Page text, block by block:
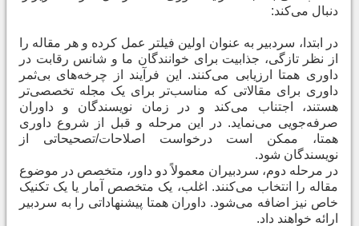
دنبال می‌کند:
در ابتدا، سردبیر به عنوان اولین فیلتر عمل کرده و هر مقاله را
از نظر تازگی، جذابیت برای خوانندگان ما و شانس رقابت در
داوری همتا ارزیابی می‌کنند. این فرآیند از چرخه‌های بی‌ثمر
داوری برای مقالاتی که مناسب‌تر برای یک مجله تخصصی‌تر
هستند، اجتناب می‌کند و در زمان نویسندگان و داوران
صرفه‌جویی می‌نماید. در این مرحله و قبل از شروع داوری
همتا، ممکن است درخواست اصلاحات/تصحیحاتی از
نویسندگان شود.
در مرحله دوم، سردبیران معمولاً دو داور، متخصص در موضوع
مقاله را انتخاب می‌کنند. اغلب، یک متخصص آمار یا یک تکنیک
خاص نیز اضافه می‌شود. داوران همتا پیشنهاداتی را به سردبیر
ارائه خواهند داد.